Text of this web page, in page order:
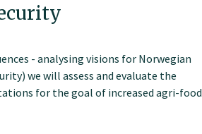
- analysing visions for Norwegian
we will assess and evaluate the
for the goal of increased agri-food